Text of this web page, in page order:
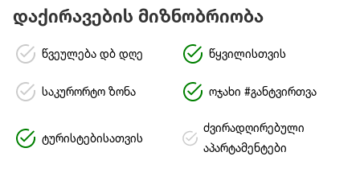
დაქირავების მიზნობრიობა
წვეულება დბ დღე წყვილისთვის
საკურორტო ზონა ოჯახი #განტვირთვა
ტურისტებისათვის
ძვირადღირებული
აპარტამენტები